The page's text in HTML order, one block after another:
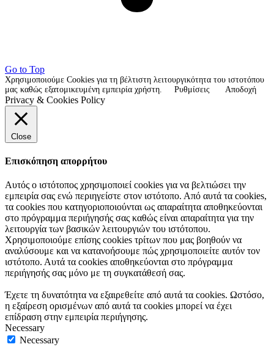
Go to Top
Χρησιμοποιούμε Cookies για τη βέλτιστη λειτουργικότητα του ιστοτόπου
μας καθώς εξατομικευμένη εμπειρία χρήστη.
Ρυθμίσεις Αποδοχή
Privacy & Cookies Policy
Close
Επισκόπηση απορρήτου
Αυτός ο ιστότοπος χρησιμοποιεί cookies για να βελτιώσει την
εμπειρία σας ενώ περιηγείστε στον ιστότοπο. Από αυτά τα cookies,
τα cookies που κατηγοριοποιούνται ως απαραίτητα αποθηκεύονται
στο πρόγραμμα περιήγησής σας καθώς είναι απαραίτητα για την
λειτουργία των βασικών λειτουργιών του ιστότοπου.
Χρησιμοποιούμε επίσης cookies τρίτων που μας βοηθούν να
αναλύσουμε και να κατανοήσουμε πώς χρησιμοποιείτε αυτόν τον
ιστότοπο. Αυτά τα cookies αποθηκεύονται στο πρόγραμμα
περιήγησής σας μόνο με τη συγκατάθεσή σας.
Έχετε τη δυνατότητα να εξαιρεθείτε από αυτά τα cookies. Ωστόσο,
η εξαίρεση ορισμένων από αυτά τα cookies μπορεί να έχει
επίδραση στην εμπειρία περιήγησης.
Necessary
Necessary